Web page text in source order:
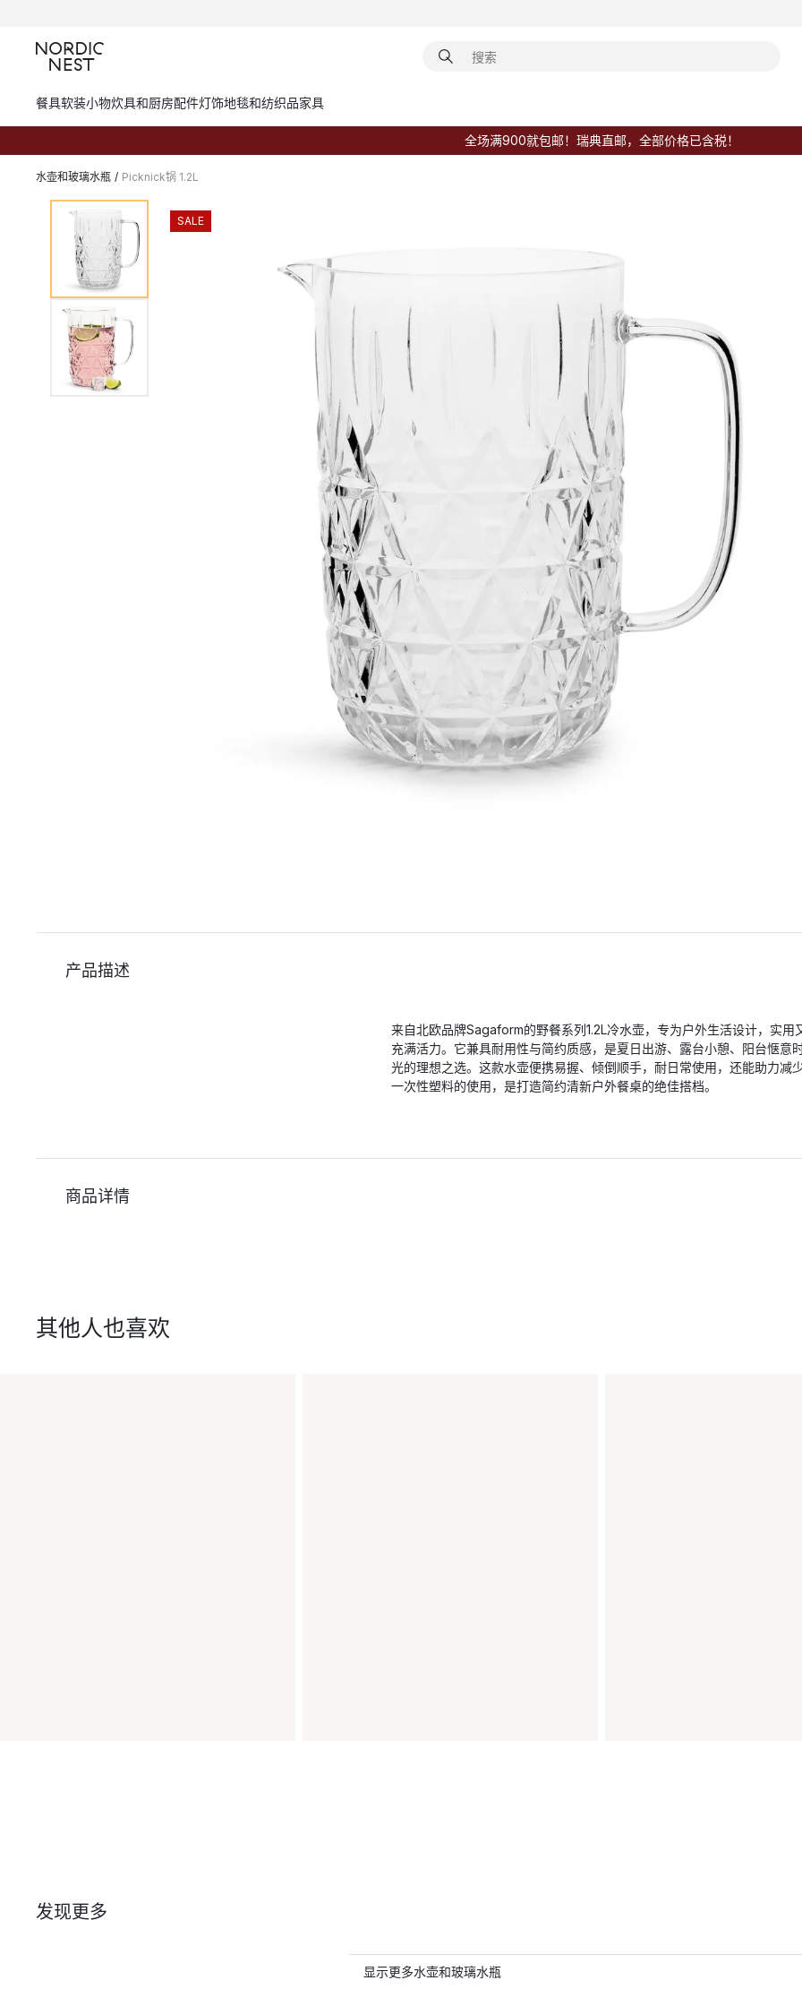
餐具软装小物炊具和厨房配件灯饰地毯和纺织品家具
全场满900就包邮！瑞典直邮，全部价格已含税！
水壶和玻璃水瓶 / Picknick锅 1.2L
SALE
产品描述
来自北欧品牌Sagaform的野餐系列1.2L冷水壶，专为户外生活设计，实用
充满活力。它兼具耐用性与简约质感，是夏日出游、露台小憩、阳台惬意
光的理想之选。这款水壶便携易握、倾倒顺手，耐日常使用，还能助力减
一次性塑料的使用，是打造简约清新户外餐桌的绝佳搭档。
商品详情
其他人也喜欢
发现更多
显示更多水壶和玻璃水瓶